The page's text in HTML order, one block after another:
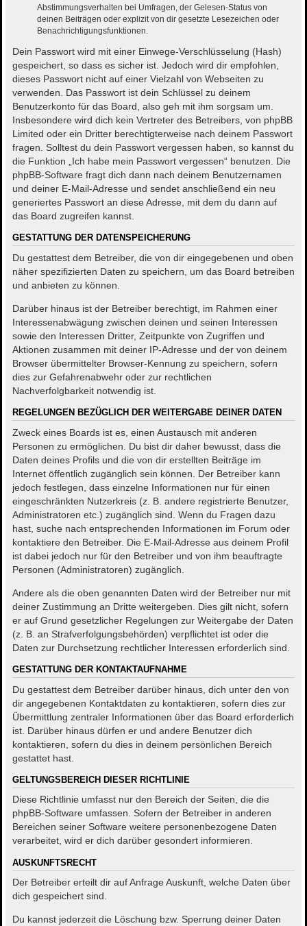
Abstimmungsverhalten bei Umfragen, der Gelesen-Status von
deinen Beiträgen oder explizit von dir gesetzte Lesezeichen oder
Benachrichtigungsfunktionen.
Dein Passwort wird mit einer Einwege-Verschlüsselung (Hash)
gespeichert, so dass es sicher ist. Jedoch wird dir empfohlen,
dieses Passwort nicht auf einer Vielzahl von Webseiten zu
verwenden. Das Passwort ist dein Schlüssel zu deinem
Benutzerkonto für das Board, also geh mit ihm sorgsam um.
Insbesondere wird dich kein Vertreter des Betreibers, von phpBB
Limited oder ein Dritter berechtigterweise nach deinem Passwort
fragen. Solltest du dein Passwort vergessen haben, so kannst du
die Funktion „Ich habe mein Passwort vergessen“ benutzen. Die
phpBB-Software fragt dich dann nach deinem Benutzernamen
und deiner E-Mail-Adresse und sendet anschließend ein neu
generiertes Passwort an diese Adresse, mit dem du dann auf
das Board zugreifen kannst.
GESTATTUNG DER DATENSPEICHERUNG
Du gestattest dem Betreiber, die von dir eingegebenen und oben
näher spezifizierten Daten zu speichern, um das Board betreiben
und anbieten zu können.
Darüber hinaus ist der Betreiber berechtigt, im Rahmen einer
Interessenabwägung zwischen deinen und seinen Interessen
sowie den Interessen Dritter, Zeitpunkte von Zugriffen und
Aktionen zusammen mit deiner IP-Adresse und der von deinem
Browser übermittelter Browser-Kennung zu speichern, sofern
dies zur Gefahrenabwehr oder zur rechtlichen
Nachverfolgbarkeit notwendig ist.
REGELUNGEN BEZÜGLICH DER WEITERGABE DEINER DATEN
Zweck eines Boards ist es, einen Austausch mit anderen
Personen zu ermöglichen. Du bist dir daher bewusst, dass die
Daten deines Profils und die von dir erstellten Beiträge im
Internet öffentlich zugänglich sein können. Der Betreiber kann
jedoch festlegen, dass einzelne Informationen nur für einen
eingeschränkten Nutzerkreis (z. B. andere registrierte Benutzer,
Administratoren etc.) zugänglich sind. Wenn du Fragen dazu
hast, suche nach entsprechenden Informationen im Forum oder
kontaktiere den Betreiber. Die E-Mail-Adresse aus deinem Profil
ist dabei jedoch nur für den Betreiber und von ihm beauftragte
Personen (Administratoren) zugänglich.
Andere als die oben genannten Daten wird der Betreiber nur mit
deiner Zustimmung an Dritte weitergeben. Dies gilt nicht, sofern
er auf Grund gesetzlicher Regelungen zur Weitergabe der Daten
(z. B. an Strafverfolgungsbehörden) verpflichtet ist oder die
Daten zur Durchsetzung rechtlicher Interessen erforderlich sind.
GESTATTUNG DER KONTAKTAUFNAHME
Du gestattest dem Betreiber darüber hinaus, dich unter den von
dir angegebenen Kontaktdaten zu kontaktieren, sofern dies zur
Übermittlung zentraler Informationen über das Board erforderlich
ist. Darüber hinaus dürfen er und andere Benutzer dich
kontaktieren, sofern du dies in deinem persönlichen Bereich
gestattet hast.
GELTUNGSBEREICH DIESER RICHTLINIE
Diese Richtlinie umfasst nur den Bereich der Seiten, die die
phpBB-Software umfassen. Sofern der Betreiber in anderen
Bereichen seiner Software weitere personenbezogene Daten
verarbeitet, wird er dich darüber gesondert informieren.
AUSKUNFTSRECHT
Der Betreiber erteilt dir auf Anfrage Auskunft, welche Daten über
dich gespeichert sind.
Du kannst jederzeit die Löschung bzw. Sperrung deiner Daten